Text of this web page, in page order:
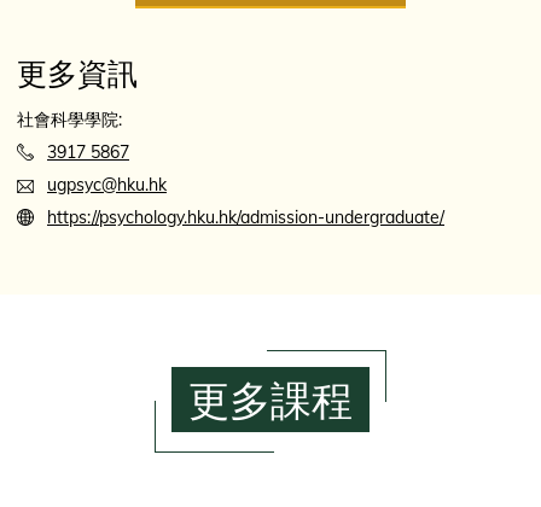
更多資訊
社會科學學院:
3917 5867
ugpsyc@hku.hk
https://psychology.hku.hk/admission-undergraduate/
更多課程